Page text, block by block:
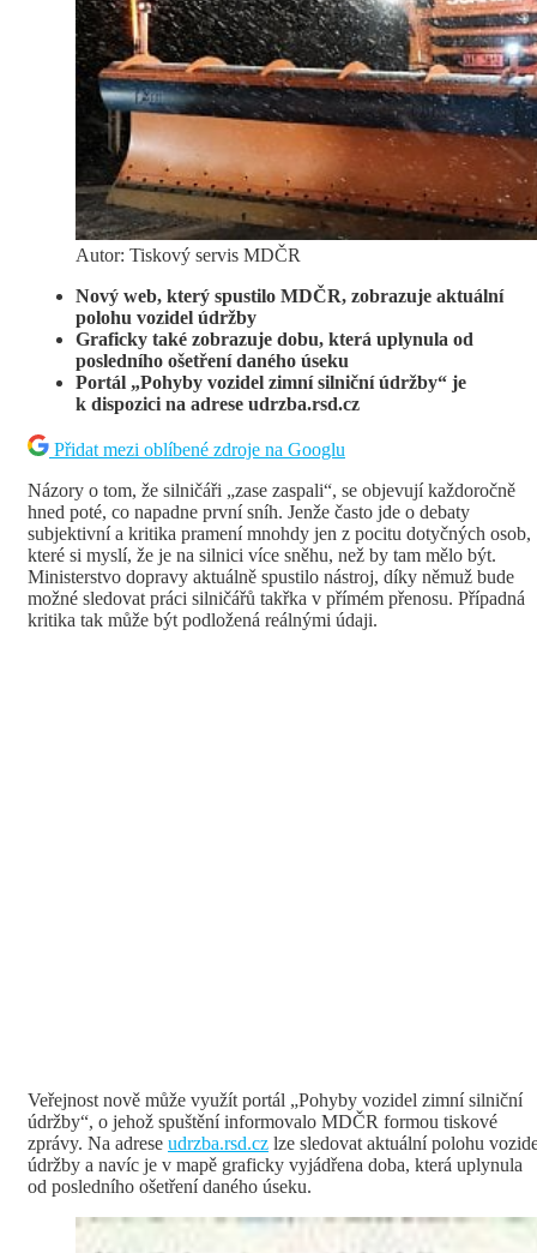
Autor: Tiskový servis MDČR
Nový web, který spustilo MDČR, zobrazuje aktuální
polohu vozidel údržby
Graficky také zobrazuje dobu, která uplynula od
posledního ošetření daného úseku
Portál „Pohyby vozidel zimní silniční údržby“ je
k dispozici na adrese udrzba.rsd.cz
Přidat mezi oblíbené zdroje na Googlu
Názory o tom, že silničáři „zase zaspali“, se objevují každoročně
hned poté, co napadne první sníh. Jenže často jde o debaty
subjektivní a kritika pramení mnohdy jen z pocitu dotyčných osob,
které si myslí, že je na silnici více sněhu, než by tam mělo být.
Ministerstvo dopravy aktuálně spustilo nástroj, díky němuž bude
možné sledovat práci silničářů takřka v přímém přenosu. Případná
kritika tak může být podložená reálnými údaji.
Veřejnost nově může využít portál „Pohyby vozidel zimní silniční
údržby“, o jehož spuštění informovalo MDČR formou tiskové
zprávy. Na adrese udrzba.rsd.cz lze sledovat aktuální polohu
údržby a navíc je v mapě graficky vyjádřena doba, která uplynula
od posledního ošetření daného úseku.